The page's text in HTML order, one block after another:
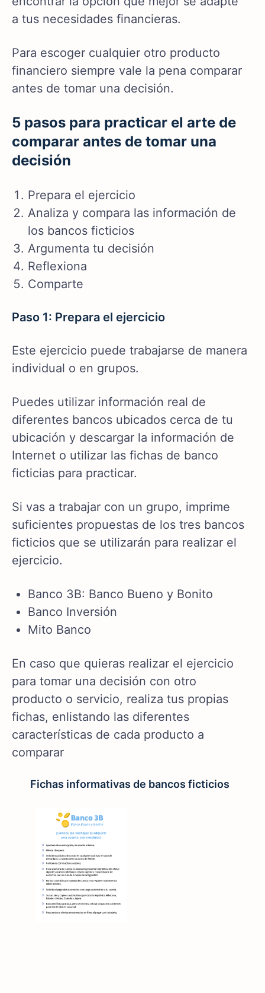
a tus necesidades financieras.
Para escoger cualquier otro producto
financiero siempre vale la pena comparar
antes de tomar una decisión.
5 pasos para practicar el arte de
comparar antes de tomar una
decisión
Prepara el ejercicio
Analiza y compara las información de
los bancos ficticios
Argumenta tu decisión
Reflexiona
Comparte
Paso 1: Prepara el ejercicio
Este ejercicio puede trabajarse de manera
individual o en grupos.
Puedes utilizar información real de
diferentes bancos ubicados cerca de tu
ubicación y descargar la información de
Internet o utilizar las fichas de banco
ficticias para practicar.
Si vas a trabajar con un grupo, imprime
suficientes propuestas de los tres bancos
ficticios que se utilizarán para realizar el
ejercicio.
Banco 3B: Banco Bueno y Bonito
Banco Inversión
Mito Banco
En caso que quieras realizar el ejercicio
para tomar una decisión con otro
producto o servicio, realiza tus propias
fichas, enlistando las diferentes
características de cada producto a
comparar
Fichas informativas de bancos ficticios